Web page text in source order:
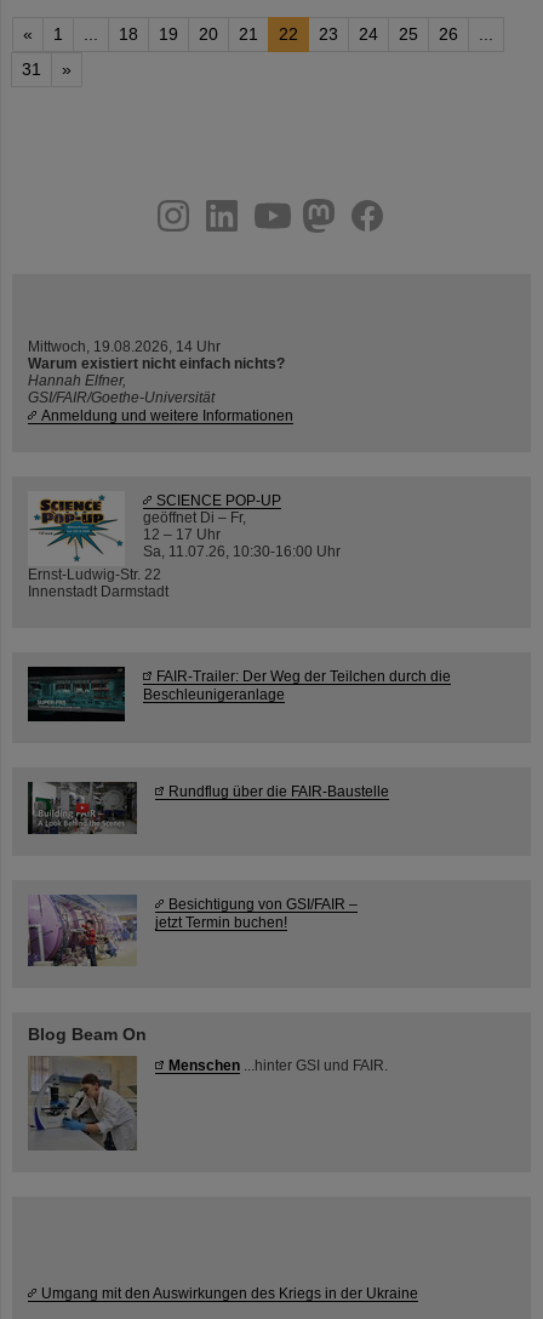
« 1 18 19 20 21 22 23 24 25 26
31
»
youtube
helmholtz.social
facebook
Mittwoch, 19.08.2026, 14 Uhr
Warum existiert nicht einfach nichts?
Hannah Elfner,
GSI/FAIR/Goethe-Universität
Anmeldung und weitere Informationen
SCIENCE POP-UP
geöffnet Di – Fr,
12 – 17 Uhr
Sa, 11.07.26, 10:30-16:00 Uhr
Ernst-Ludwig-Str. 22
Innenstadt Darmstadt
FAIR-Trailer: Der Weg der Teilchen durch die
Beschleunigeranlage
Rundflug über die FAIR-Baustelle
Besichtigung von GSI/FAIR –
jetzt Termin buchen!
Blog Beam On
Menschen ...hinter GSI und FAIR.
Umgang mit den Auswirkungen des Kriegs in der Ukraine